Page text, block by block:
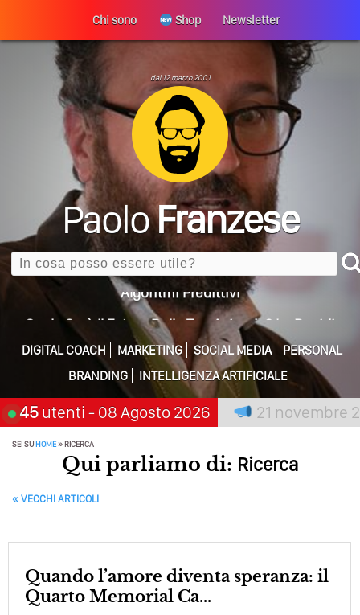
Chi sono Shop Newsletter
dal 12 marzo 2001
PaoloFranzese
Search
ULTIMO ARTICOLO
Perché La Tua Vita Non Cambia? La Trappola
Quando L’amore Diventa Speranza: Il Quarto Memorial
Carmine Franzese
Come Scrivere Un Articolo Per Il Blog? Uno Che
Leggeranno Davvero
Cos’è La Search Generative Experience (SGE)? Il Declino
Della Vecchia SEO
Come Cambieranno I Social Media? Siamo Nell’era Degli
Algoritmi Predittivi
Quale Sarà Il Futuro Della Tua Azienda? Lo Decidi
Adesso Con I Social Media, L’AI E I Contenuti…
Perché Pubblicare Non Basta Più? Contenuti Di Valore O
Solo Rumore…
Perché Non Guadagni Sui Social Media? Probabilmente
Tutto Peggiorerà
Quali Sono Gli Errori Della Comunicazione Politica? Il
Caso Delle Braccia Incrociate
Come Promuoversi Nel Wedding? Il Mio Intervento Per
DIGITAL COACH MARKETING SOCIAL MEDIA
PERSONAL
BRANDING
INTELLIGENZA ARTIFICIALE
45 utenti - 08 Agosto 2026
chi aspetta, scegli: 21 novembre 2026
SEI SUHOME»RICERCA
Qui parliamo di: Ricerca
POST NAVIGATION
« VECCHI ARTICOLI
Quando l’amore diventa speranza: il
Quarto Memorial Ca...